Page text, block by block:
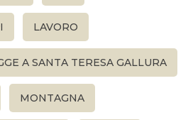
LAVORO
A SANTA TERESA GALLURA
MONTAGNA